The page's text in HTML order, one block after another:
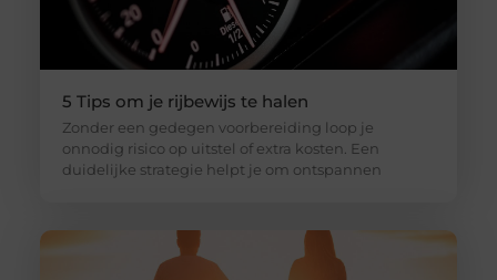
5 Tips om je rijbewijs te halen
Zonder een gedegen voorbereiding loop je
onnodig risico op uitstel of extra kosten. Een
duidelijke strategie helpt je om ontspannen